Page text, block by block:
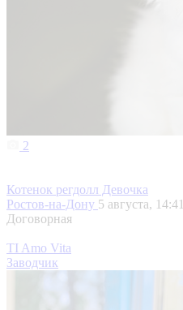
2
Котенок регдолл Девочка
Ростов-на-Дону 5 августа, 14:41
Договорная
ТI Amo Vita
Заводчик